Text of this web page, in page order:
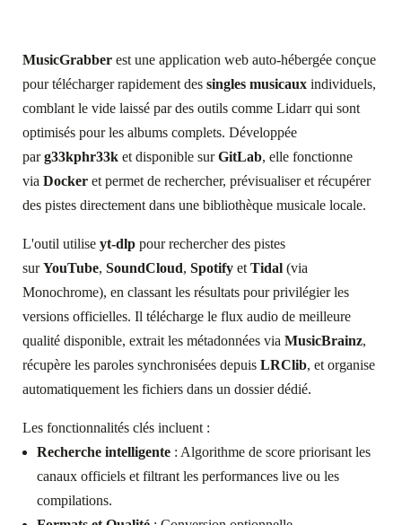
MusicGrabber est une application web auto-hébergée conçue
pour télécharger rapidement des singles musicaux individuels,
comblant le vide laissé par des outils comme Lidarr qui sont
optimisés pour les albums complets. Développée
par g33kphr33k et disponible sur GitLab, elle fonctionne
via Docker et permet de rechercher, prévisualiser et récupérer
des pistes directement dans une bibliothèque musicale locale.
L'outil utilise yt-dlp pour rechercher des pistes
surYouTube, SoundCloud, Spotify et Tidal (via
Monochrome), en classant les résultats pour privilégier les
versions officielles. Il télécharge le flux audio de meilleure
qualité disponible, extrait les métadonnées via MusicBrainz,
récupère les paroles synchronisées depuis LRClib, et organise
automatiquement les fichiers dans un dossier dédié.
Les fonctionnalités clés incluent :
Recherche intelligente : Algorithme de score priorisant les
canaux officiels et filtrant les performances live ou les
compilations.